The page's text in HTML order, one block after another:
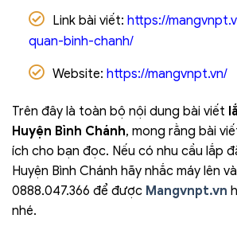
Link bài viết: https://
quan-binh-chanh/
Website: https://mangvnpt.vn/
Trên đây là toàn bộ nội dung bài viết
Huyện Bình Chánh, mong rằng bài
ích cho bạn đọc. Nếu có nhu cầu lắp
Huyện Bình Chánh hãy nhắc máy lên
0888.047.366 để được Mangvnpt.vn
nhé.